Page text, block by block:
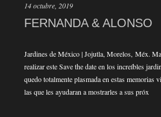
14 octubre, 2019
FERNANDA & ALONSO
Jardines de México | Jojutla, Morelos, Méx.
realizar este Save the date en los increíbles
quedo totalmente plasmada en estas memorias
las que les ayudaran a mostrarles a sus próx